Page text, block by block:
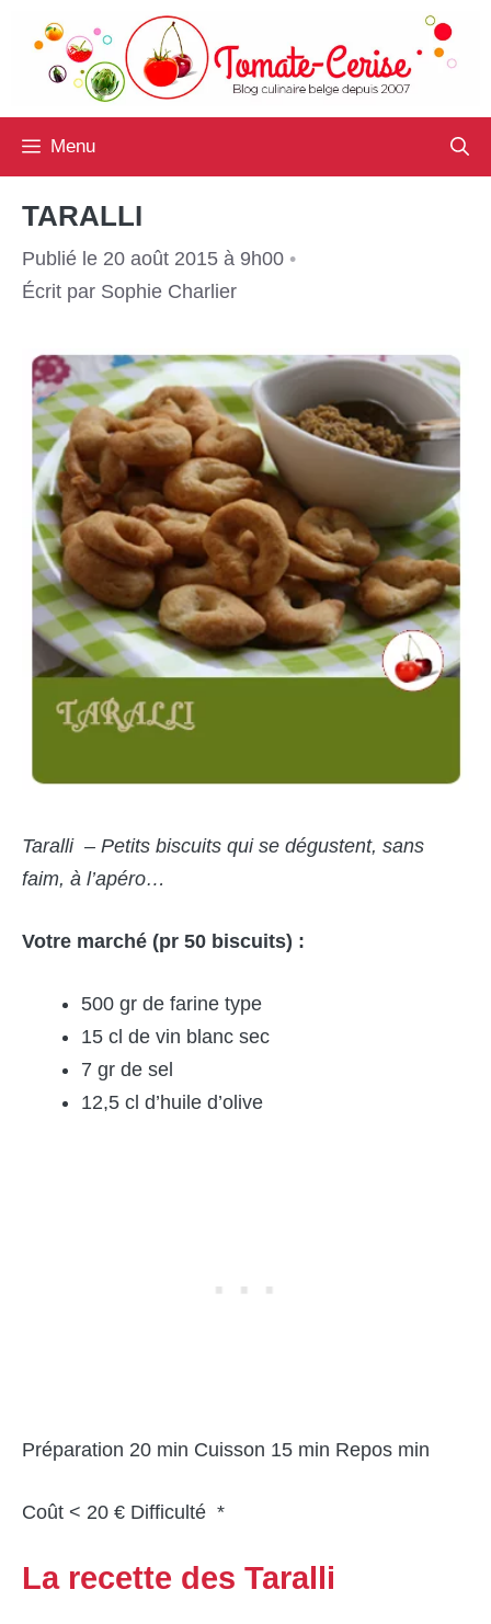
contenu
Menu
TARALLI
Publié le 20 août 2015 à 9h00 •
Écrit par Sophie Charlier
Taralli – Petits biscuits qui se dégustent, sans
faim, à l’apéro…
Votre marché (pr 50 biscuits) :
500 gr de farine type
15 cl de vin blanc sec
7 gr de sel
12,5 cl d’huile d’olive
Préparation 20 min Cuisson 15 min Repos min
Coût < 20 € Difficulté *
La recette des Taralli